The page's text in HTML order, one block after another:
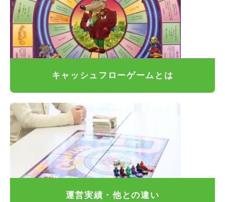
キャッシュフローゲームとは
運営実績・他との違い